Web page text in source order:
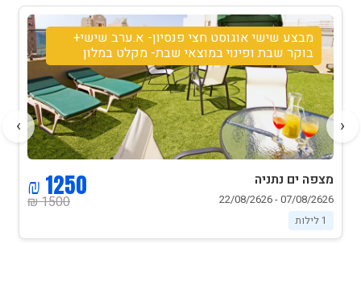
מבצע שישי אוגוסט חצי פנסיון- א.ערב שישי+
בוקר שבת ופינוי במוצאי שבת- מקלט במלון
מצפה ים נתניה
07/08/2626 - 22/08/2626
1 לילות
1500 ₪
1250 ₪
‹
›